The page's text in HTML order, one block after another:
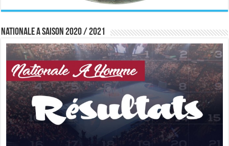
Nationale A saison 2020 / 2021